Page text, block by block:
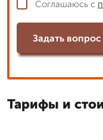
Соглашаюсь с
Задать вопрос
Тарифы и